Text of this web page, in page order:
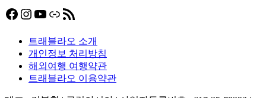
Facebook
Instagram
YouTube
링크RSS 피드
트래블라오 소개
개인정보 처리방침
해외여행 여행약관
트래블라오 이용약관